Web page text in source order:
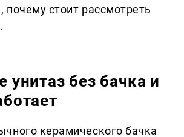
почему стоит рассмотреть
унитаз без бачка и
керамического бачка